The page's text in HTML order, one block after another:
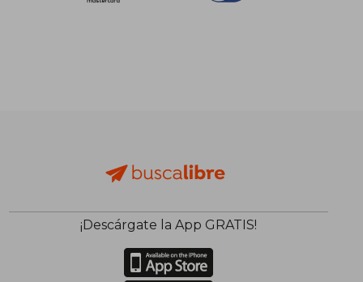
45% $ 552.91
$ 304.10
40%
dcto.
¡Descárgate la App GRATIS!